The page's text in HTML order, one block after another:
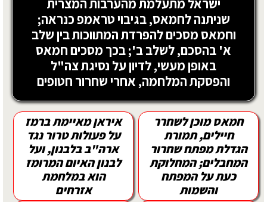
ישראל מתעלמת מהערבות המצרית
שניתנה לחמאס, בגיבוי טראמפ כנראה;
וחמאס מסכים להפרדת המתווכות בין שלב
א' בהסכם, לשלב ב'; בכך מסכים חמאס
באופן מעשי, לדיון על נסיגת צה"ל
והפסקת המלחמה, אחרי שחרור חטופים
חמאס מוכן לשחרר
חיילים, תמורת
הגדלת מפתח שחרור
המחבלים; המחלוקת
כעת על המפתח
והשמות
איראן מאיימת ברמז
על פעולות טרור נגד
ארה"ב בלבנון, ועל
לבנון האיום המרומז
הוא במלחמת
אזרחים